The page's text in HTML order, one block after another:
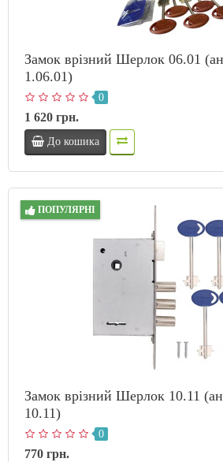
Замок врізний Шерлок 06.01
1.06.01)
0
1 620 грн.
До кошика
ПОПУЛЯРНІ
Замок врізний Шерлок 10.11
10.11)
0
770 грн.